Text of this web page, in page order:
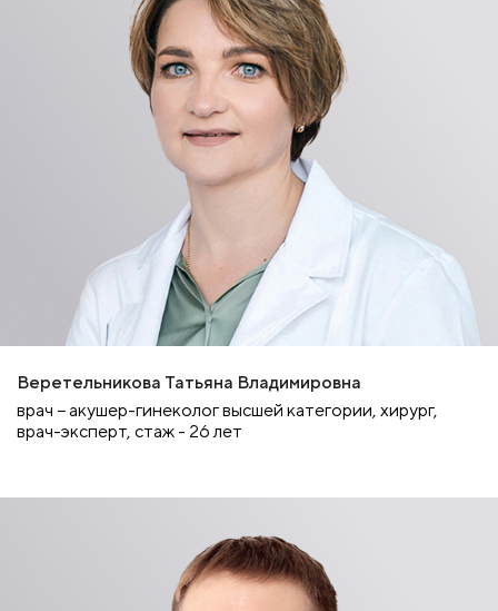
Веретельникова Татьяна Владимировна
врач − акушер-гинеколог высшей категории, хирург,
врач-эксперт, стаж - 26 лет